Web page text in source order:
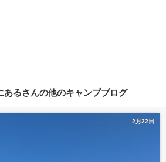
あるさんの他のキャンプブログ
2月22日